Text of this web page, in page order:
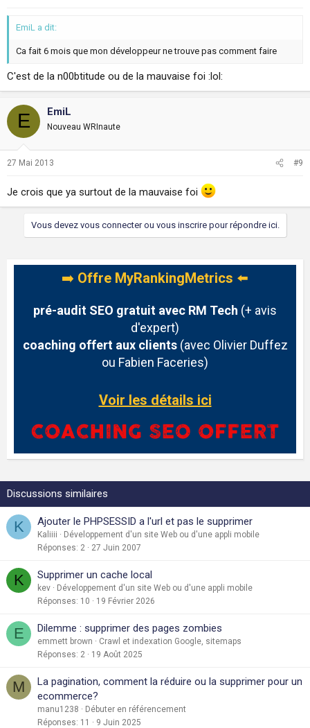
EmiL a dit:
Ca fait 6 mois que mon développeur ne trouve pas comment faire
C'est de la n00btitude ou de la mauvaise foi :lol:
E EmiL
Nouveau WRInaute
27 Mai 2013 #9
Je crois que ya surtout de la mauvaise foi
Vous devez vous connecter ou vous inscrire pour répondre ici.
➡️ Offre MyRankingMetrics ⬅️
pré-audit SEO gratuit avec RM Tech (+ avis
d'expert)
coaching offert aux clients(avec Olivier Duffez
ou Fabien Faceries)
Voir les détails ici
Discussions similaires
K Ajouter le PHPSESSID a l'url et pas le supprimer
Kaliiii
Développement d'un site Web ou d'une appli mobile
Réponses 2 27 Juin 2007
K Supprimer un cache local
kev
Développement d'un site Web ou d'une appli mobile
Réponses 10 19 Février 2026
E Dilemme : supprimer des pages zombies
emmett brown
Crawl et indexation Google, sitemaps
Réponses 2 19 Août 2025
M
La pagination, comment la réduire ou la supprimer pour un
ecommerce?
manu1238
Débuter en référencement
Réponses 11 9 Juin 2025